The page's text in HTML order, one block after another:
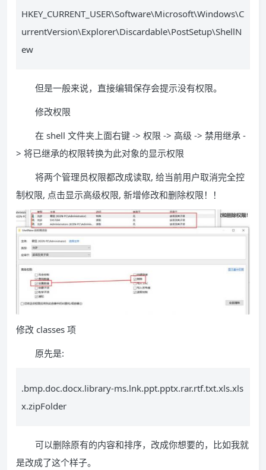
HKEY_CURRENT_USER\Software\Microsoft\Windows\C
urrentVersion\Explorer\Discardable\PostSetup\ShellN
ew
但是一般来说，直接编辑保存会提示没有权限。
修改权限
在 shell 文件夹上面右键 -> 权限 -> 高级 -> 禁用继承 -
> 将已继承的权限转换为此对象的显示权限
将两个管理员权限都改成读取, 给当前用户取消完全控
制权限, 点击显示高级权限, 新增修改和删除权限！！
修改 classes 项
原先是:
.bmp.doc.docx.library-ms.lnk.ppt.pptx.rar.rtf.txt.xls.xls
x.zipFolder
可以删除原有的内容和排序，改成你想要的，比如我就
是改成了这个样子。